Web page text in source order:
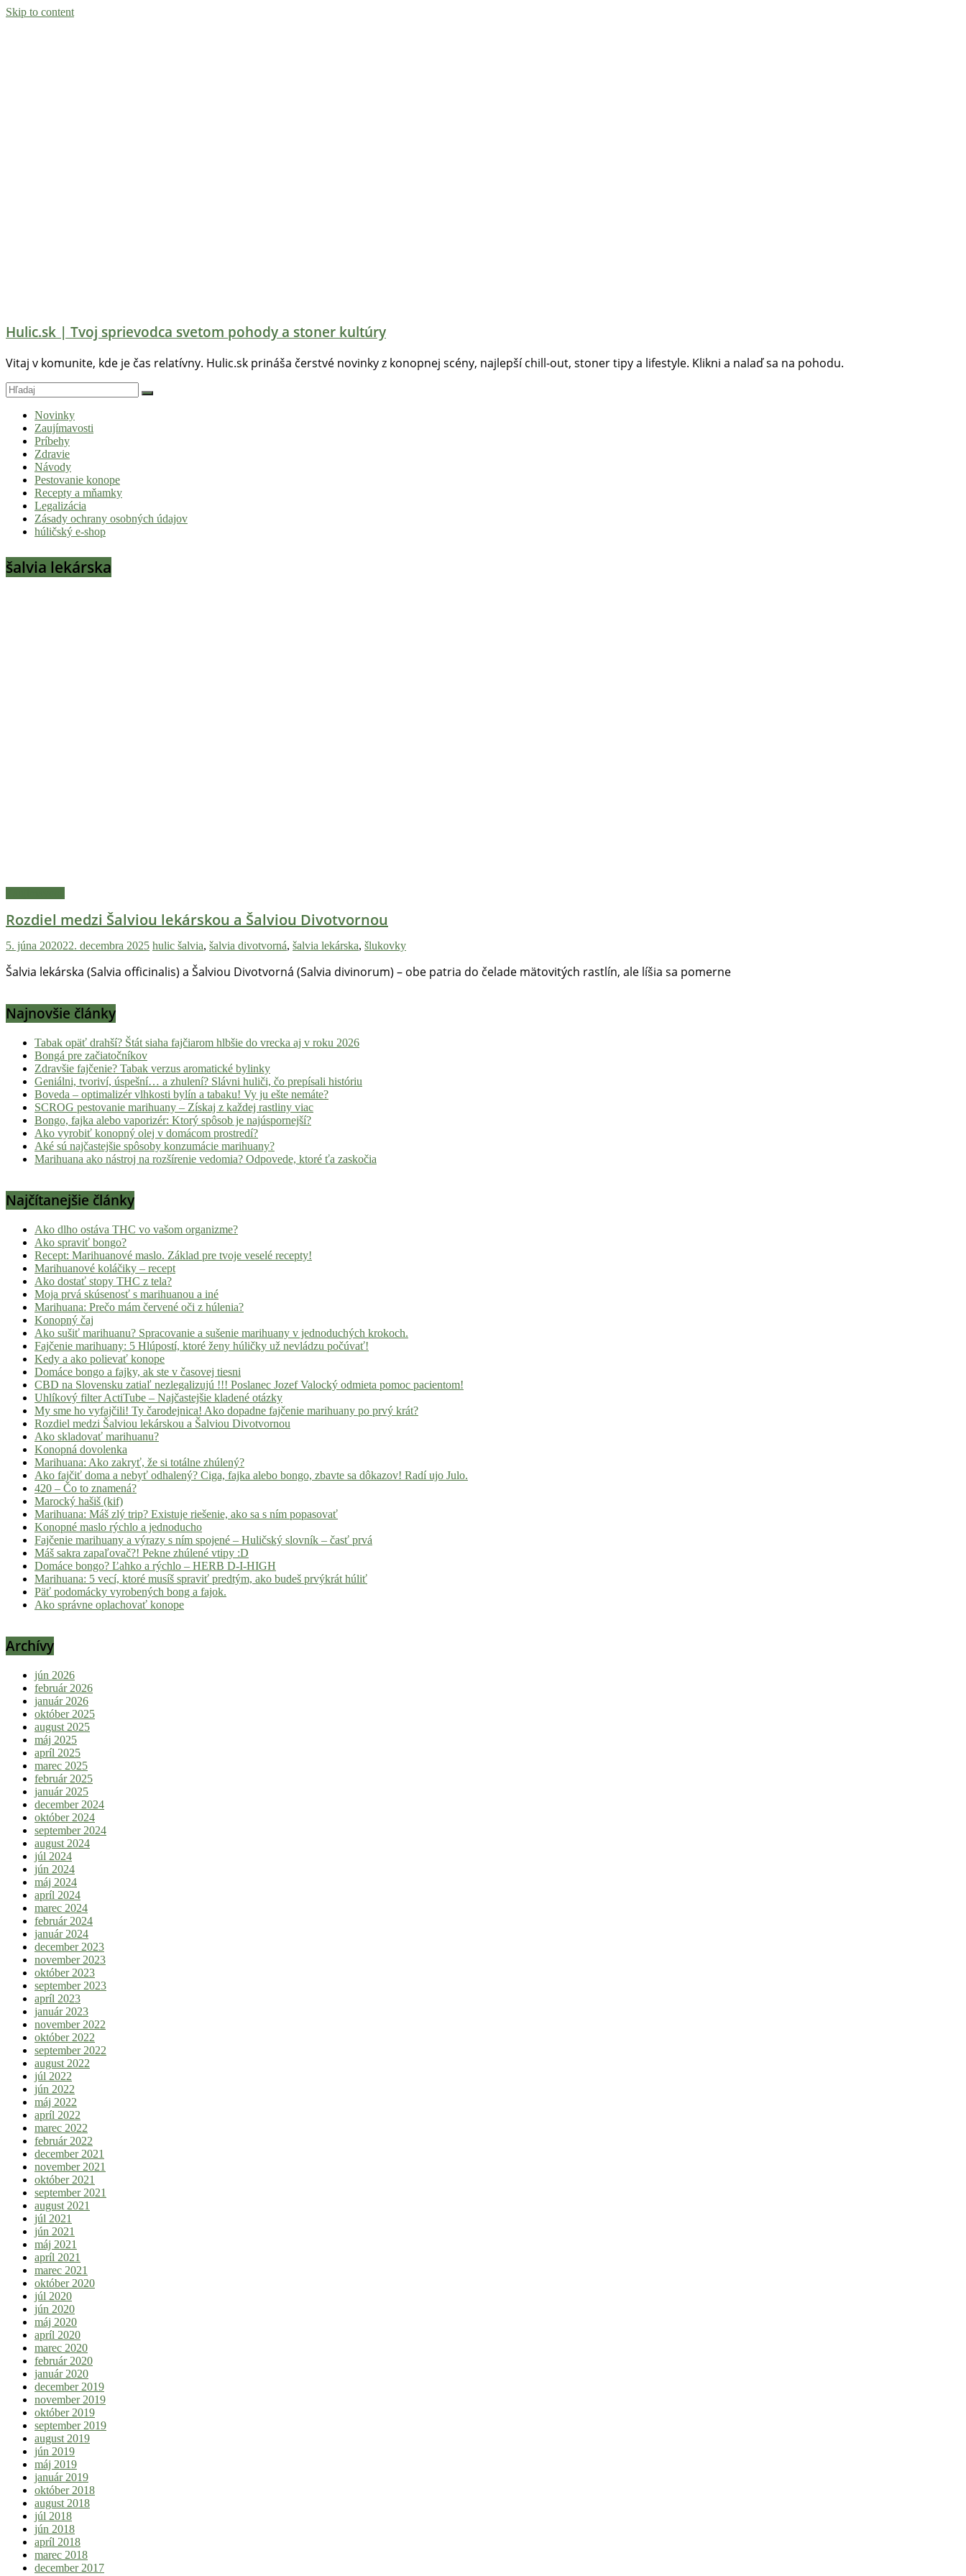
Skip to content
Hulic.sk | Tvoj sprievodca svetom pohody a stoner kultúry
Vitaj v komunite, kde je čas relatívny. Hulic.sk prináša čerstvé novinky z konopnej scény, najlepší chill-out, stoner tipy a lifestyle. Klikni a nalaď sa na pohodu.
Novinky
Zaujímavosti
Príbehy
Zdravie
Návody
Pestovanie konope
Recepty a mňamky
Legalizácia
Zásady ochrany osobných údajov
húličský e-shop
šalvia lekárska
Rozdiel medzi Šalviou lekárskou a Šalviou Divotvornou
5. júna 202022. decembra 2025 hulic šalvia, šalvia divotvorná, šalvia lekárska, šlukovky
Šalvia lekárska (Salvia officinalis) a Šalviou Divotvorná (Salvia divinorum) – obe patria do čelade mätovitých rastlín, ale líšia sa pomerne
Najnovšie články
Tabak opäť drahší? Štát siaha fajčiarom hlbšie do vrecka aj v roku 2026
Bongá pre začiatočníkov
Zdravšie fajčenie? Tabak verzus aromatické bylinky
Geniálni, tvoriví, úspešní… a zhulení? Slávni huliči, čo prepísali históriu
Boveda – optimalizér vlhkosti bylín a tabaku! Vy ju ešte nemáte?
SCROG pestovanie marihuany – Získaj z každej rastliny viac
Bongo, fajka alebo vaporizér: Ktorý spôsob je najúspornejší?
Ako vyrobiť konopný olej v domácom prostredí?
Aké sú najčastejšie spôsoby konzumácie marihuany?
Marihuana ako nástroj na rozšírenie vedomia? Odpovede, ktoré ťa zaskočia
Najčítanejšie články
Ako dlho ostáva THC vo vašom organizme?
Ako spraviť bongo?
Recept: Marihuanové maslo. Základ pre tvoje veselé recepty!
Marihuanové koláčiky – recept
Ako dostať stopy THC z tela?
Moja prvá skúsenosť s marihuanou a iné
Marihuana: Prečo mám červené oči z húlenia?
Konopný čaj
Ako sušiť marihuanu? Spracovanie a sušenie marihuany v jednoduchých krokoch.
Fajčenie marihuany: 5 Hlúpostí, ktoré ženy húličky už nevládzu počúvať!
Kedy a ako polievať konope
Domáce bongo a fajky, ak ste v časovej tiesni
CBD na Slovensku zatiaľ nezlegalizujú !!! Poslanec Jozef Valocký odmieta pomoc pacientom!
Uhlíkový filter ActiTube – Najčastejšie kladené otázky
My sme ho vyfajčili! Ty čarodejnica! Ako dopadne fajčenie marihuany po prvý krát?
Rozdiel medzi Šalviou lekárskou a Šalviou Divotvornou
Ako skladovať marihuanu?
Konopná dovolenka
Marihuana: Ako zakryť, že si totálne zhúlený?
Ako fajčiť doma a nebyť odhalený? Ciga, fajka alebo bongo, zbavte sa dôkazov! Radí ujo Julo.
420 – Čo to znamená?
Marocký hašiš (kif)
Marihuana: Máš zlý trip? Existuje riešenie, ako sa s ním popasovať
Konopné maslo rýchlo a jednoducho
Fajčenie marihuany a výrazy s ním spojené – Huličský slovník – časť prvá
Máš sakra zapaľovač?! Pekne zhúlené vtipy :D
Domáce bongo? Ľahko a rýchlo – HERB D-I-HIGH
Marihuana: 5 vecí, ktoré musíš spraviť predtým, ako budeš prvýkrát húliť
Päť podomácky vyrobených bong a fajok.
Ako správne oplachovať konope
Archívy
jún 2026
február 2026
január 2026
október 2025
august 2025
máj 2025
apríl 2025
marec 2025
február 2025
január 2025
december 2024
október 2024
september 2024
august 2024
júl 2024
jún 2024
máj 2024
apríl 2024
marec 2024
február 2024
január 2024
december 2023
november 2023
október 2023
september 2023
apríl 2023
január 2023
november 2022
október 2022
september 2022
august 2022
júl 2022
jún 2022
máj 2022
apríl 2022
marec 2022
február 2022
december 2021
november 2021
október 2021
september 2021
august 2021
júl 2021
jún 2021
máj 2021
apríl 2021
marec 2021
október 2020
júl 2020
jún 2020
máj 2020
apríl 2020
marec 2020
február 2020
január 2020
december 2019
november 2019
október 2019
september 2019
august 2019
jún 2019
máj 2019
január 2019
október 2018
august 2018
júl 2018
jún 2018
apríl 2018
marec 2018
december 2017